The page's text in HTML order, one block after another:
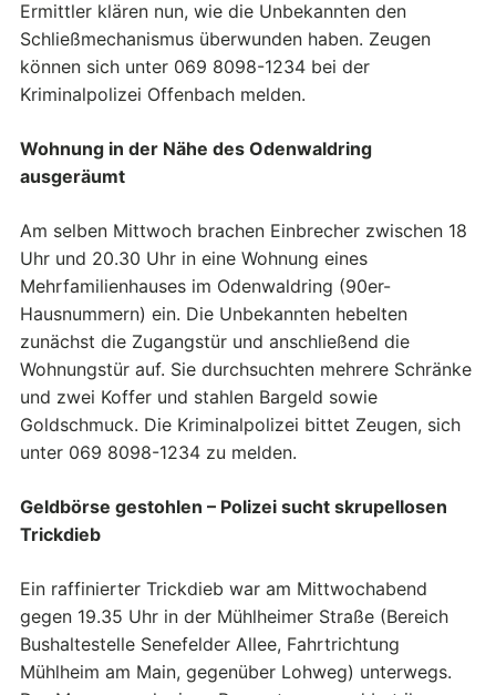
Ermittler klären nun, wie die Unbekannten den
Schließmechanismus überwunden haben. Zeugen
können sich unter 069 8098-1234 bei der
Kriminalpolizei Offenbach melden.
Wohnung in der Nähe des Odenwaldring
ausgeräumt
Am selben Mittwoch brachen Einbrecher zwischen 18
Uhr und 20.30 Uhr in eine Wohnung eines
Mehrfamilienhauses im Odenwaldring (90er-
Hausnummern) ein. Die Unbekannten hebelten
zunächst die Zugangstür und anschließend die
Wohnungstür auf. Sie durchsuchten mehrere Schränke
und zwei Koffer und stahlen Bargeld sowie
Goldschmuck. Die Kriminalpolizei bittet Zeugen, sich
unter 069 8098-1234 zu melden.
Geldbörse gestohlen – Polizei sucht skrupellosen
Trickdieb
Ein raffinierter Trickdieb war am Mittwochabend
gegen 19.35 Uhr in der Mühlheimer Straße (Bereich
Bushaltestelle Senefelder Allee, Fahrtrichtung
Mühlheim am Main, gegenüber Lohweg) unterwegs.